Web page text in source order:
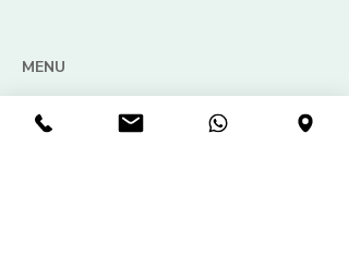
MENU
Biofotonen therapie